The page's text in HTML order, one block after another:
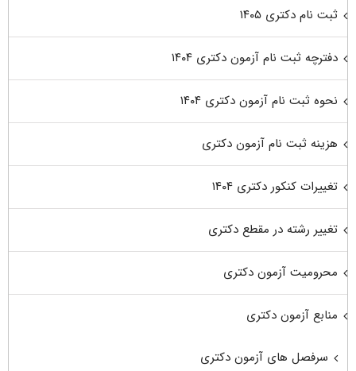
ثبت نام دکتری ۱۴۰۵
دفترچه ثبت نام آزمون دکتری ۱۴۰۴
نحوه ثبت نام آزمون دکتری ۱۴۰۴
هزینه ثبت نام آزمون دکتری
تغییرات کنکور دکتری ۱۴۰۴
تغییر رشته در مقطع دکتری
محرومیت آزمون دکتری
منابع آزمون دکتری
سرفصل های آزمون دکتری